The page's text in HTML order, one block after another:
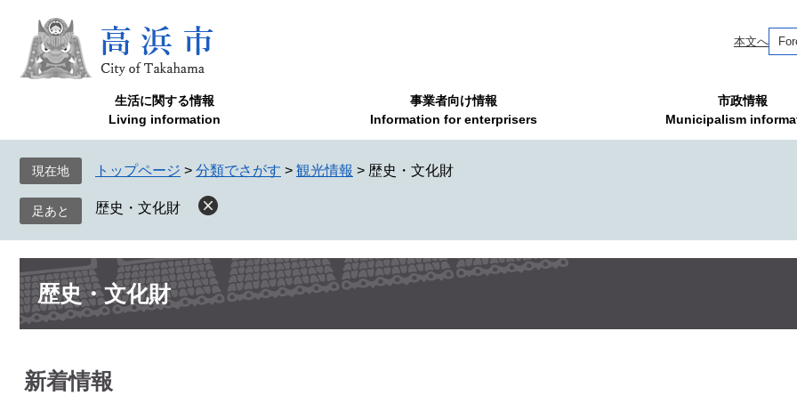
で
ば
へ
本文へ
生活に関する情報
Living information
事業者向け情報
Information for enterprisers
市政情報
Municipalism
現在地 トップページ > 分類でさがす > 観光情報 > 歴史・文化財
歴史・文化財
本
文 歴史・文化財
新着情報